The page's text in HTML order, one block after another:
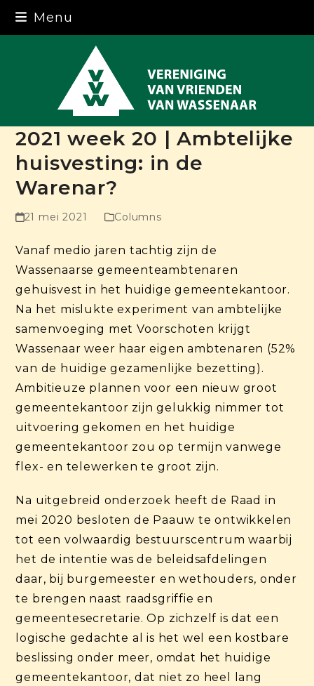
Skip
Menu
2021 week 20 | Ambtelijke
huisvesting: in de
Warenar?
21 mei 2021 Columns
Vanaf medio jaren tachtig zijn de
Wassenaarse gemeenteambtenaren
gehuisvest in het huidige gemeentekantoor.
Na het mislukte experiment van ambtelijke
samenvoeging met Voorschoten krijgt
Wassenaar weer haar eigen ambtenaren (52%
van de huidige gezamenlijke bezetting).
Ambitieuze plannen voor een nieuw groot
gemeentekantoor zijn gelukkig nimmer tot
uitvoering gekomen en het huidige
gemeentekantoor zou op termijn vanwege
flex- en telewerken te groot zijn.
Na uitgebreid onderzoek heeft de Raad in
mei 2020 besloten de Paauw te ontwikkelen
tot een volwaardig bestuurscentrum waarbij
het de intentie was de beleidsafdelingen
daar, bij burgemeester en wethouders, onder
te brengen naast raadsgriffie en
gemeentesecretarie. Op zichzelf is dat een
logische gedachte al is het wel een kostbare
beslissing onder meer, omdat het huidige
gemeentekantoor, dat niet zo heel lang